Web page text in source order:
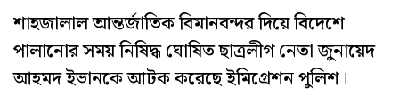
শাহজালাল আন্তর্জাতিক বিমানবন্দর দিয়ে বিদেশে
পালানোর সময় নিষিদ্ধ ঘোষিত ছাত্রলীগ নেতা জুনায়েদ
আহমদ ইভানকে আটক করেছে ইমিগ্রেশন পুলিশ।